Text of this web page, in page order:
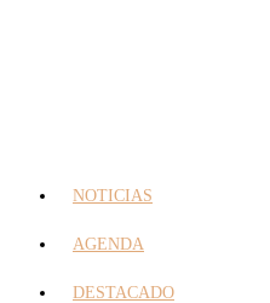
NOTICIAS
AGENDA
DESTACADO